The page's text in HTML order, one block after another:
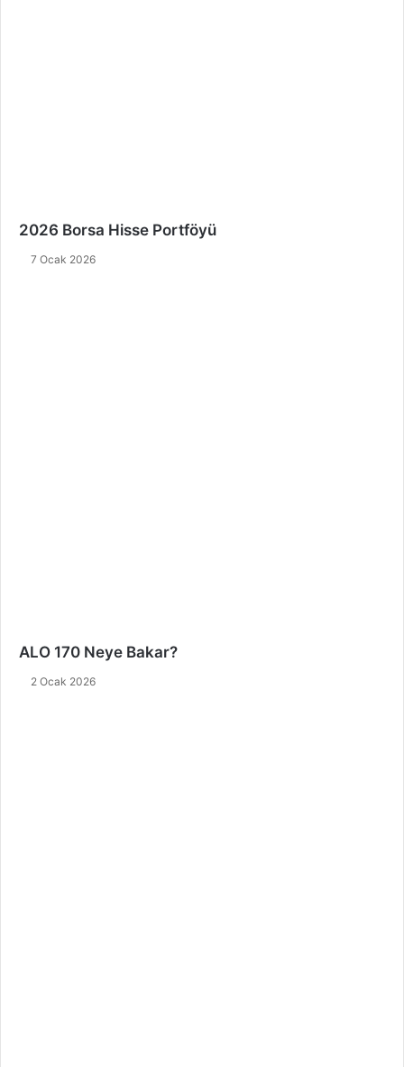
2026 Borsa Hisse Portföyü
7 Ocak 2026
ALO 170 Neye Bakar?
2 Ocak 2026